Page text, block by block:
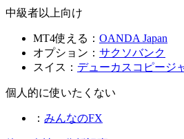
中級者以上向け
MT4使える： OANDA Japan
オプション： サクソバンク
スイス： デューカスコピージ
個人的に使いたくない
： みんなのFX